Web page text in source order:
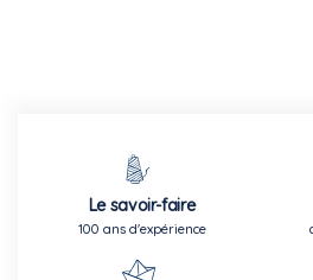
Le savoir-faire
100 ans d'expérience